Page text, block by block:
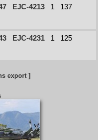
EJC-4213 1
137
EJC-4231 1
125
export ]